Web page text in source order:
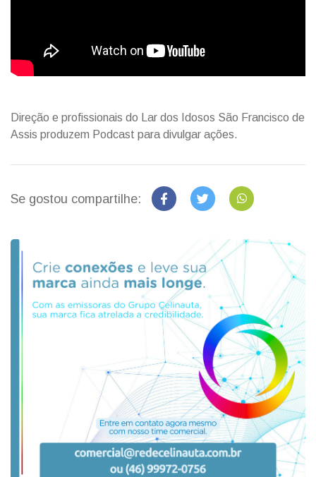
Direção e profissionais do Lar dos Idosos São Francisco de
Assis produzem Podcast para divulgar ações.
Se gostou compartilhe: